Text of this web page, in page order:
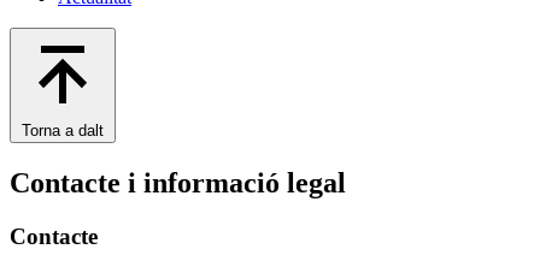
Torna a dalt
Contacte i informació legal
Contacte